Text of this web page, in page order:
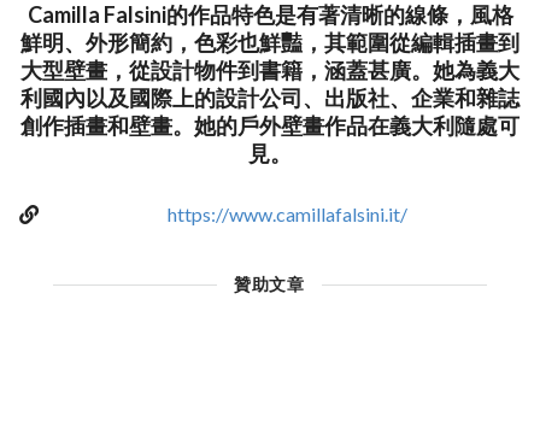
Camilla Falsini的作品特色是有著清晰的線條，風格
鮮明、外形簡約，色彩也鮮豔，其範圍從編輯插畫到
大型壁畫，從設計物件到書籍，涵蓋甚廣。她為義大
利國內以及國際上的設計公司、出版社、企業和雜誌
創作插畫和壁畫。她的戶外壁畫作品在義大利隨處可
見。
https://www.camillafalsini.it/
贊助文章